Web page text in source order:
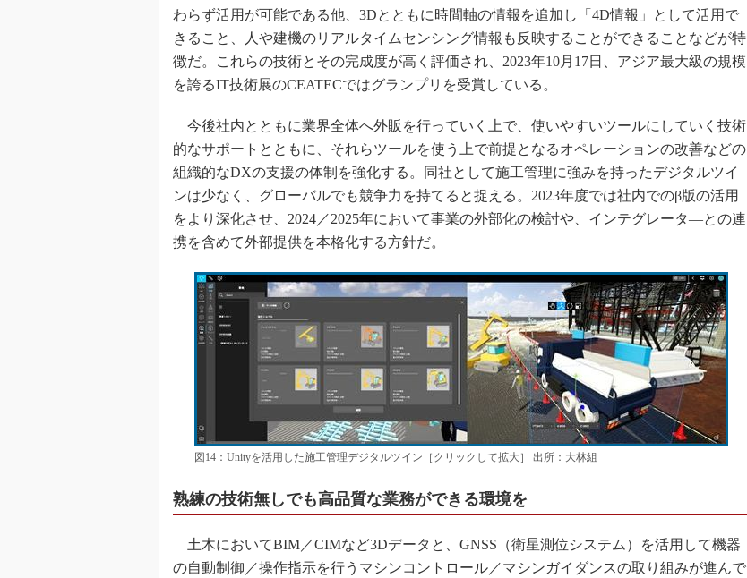
わらず活用が可能である他、3Dとともに時間軸の情報を追加し「4D情報」として活用で
きること、人や建機のリアルタイムセンシング情報も反映することができることなどが特
徴だ。これらの技術とその完成度が高く評価され、2023年10月17日、アジア最大級の規模
を誇るIT技術展のCEATECではグランプリを受賞している。
今後社内とともに業界全体へ外販を行っていく上で、使いやすいツールにしていく技術
的なサポートとともに、それらツールを使う上で前提となるオペレーションの改善などの
組織的なDXの支援の体制を強化する。同社として施工管理に強みを持ったデジタルツイ
ンは少なく、グローバルでも競争力を持てると捉える。2023年度では社内でのβ版の活用
をより深化させ、2024／2025年において事業の外部化の検討や、インテグレータ―との連
携を含めて外部提供を本格化する方針だ。
図14：Unityを活用した施工管理デジタルツイン［クリックして拡大］ 出所：大林組
熟練の技術無しでも高品質な業務ができる環境を
土木においてBIM／CIMなど3Dデータと、GNSS（衛星測位システム）を活用して機器
の自動制御／操作指示を行うマシンコントロール／マシンガイダンスの取り組みが進んで